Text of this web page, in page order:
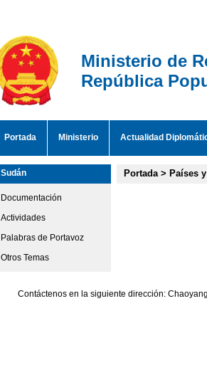
Ministerio de
República
Portada Ministerio Actualidad
Sudán
Documentación
Actividades
Palabras de Portavoz
Otros Temas
Portada> Países
Contáctenos en la siguiente dirección: